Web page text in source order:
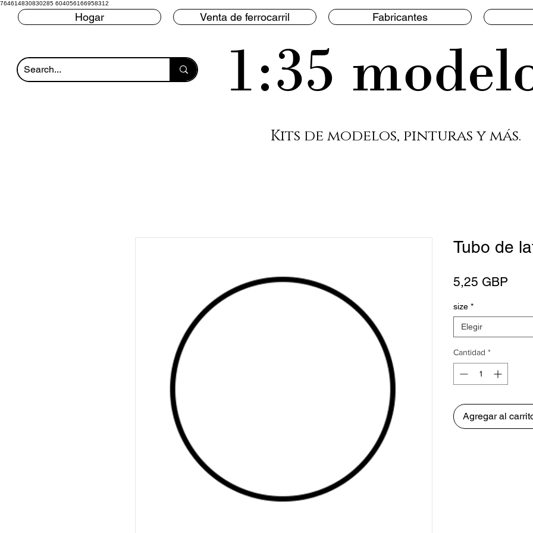
764614830830285 604056166958312
Hogar Venta de ferrocarril Fabricantes
1:35
Kits de modelos, pinturas y más.
Tubo de
5,25 GBP
size *
Elegir
Cantidad *
Agregar al